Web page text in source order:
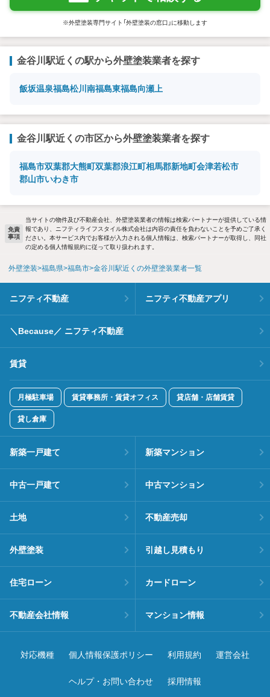
※外壁塗装専門サイト「外壁塗装の窓口」に移動します
金谷川駅近くの駅から外壁塗装業者を探す
飯坂温泉福島松川 南福島東福島向瀬上
金谷川駅近くの市区から外壁塗装業者を探す
福島市双葉郡大熊町双葉郡浪江町相馬郡新地町会津若松市
郡山市いわき市
免責
事項
当サイトの物件及び不動産会社、外壁塗装業者の情報は検索パートナーが提供している情
報であり、ニフティライフスタイル株式会社は内容の責任を負わないことを予めご了承く
ださい。本サービス内でお客様が入力される個人情報は、検索パートナーが取得し、同社
の定める個人情報規約に従って取り扱われます。
外壁塗装 福島県 福島市 金谷川駅近くの外壁塗装業者一覧
ニフティ不動産 ニフティ不動産アプリ
＼Because／ ニフティ不動産
賃貸
月極駐車場 賃貸事務所・賃貸オフィス 貸店舗・店舗賃貸
貸し倉庫
新築一戸建て 新築マンション
中古一戸建て 中古マンション
土地 不動産売却
外壁塗装 引越し見積もり
住宅ローン カードローン
不動産会社情報 マンション情報
対応機種 個人情報保護ポリシー 利用規約 運営会社
ヘルプ・お問い合わせ 採用情報